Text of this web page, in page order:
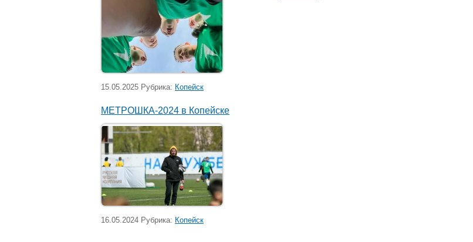
15.05.2025 Рубрика: Копейск
МЕТРОШКА-2024 в Копейске
16.05.2024 Рубрика: Копейск